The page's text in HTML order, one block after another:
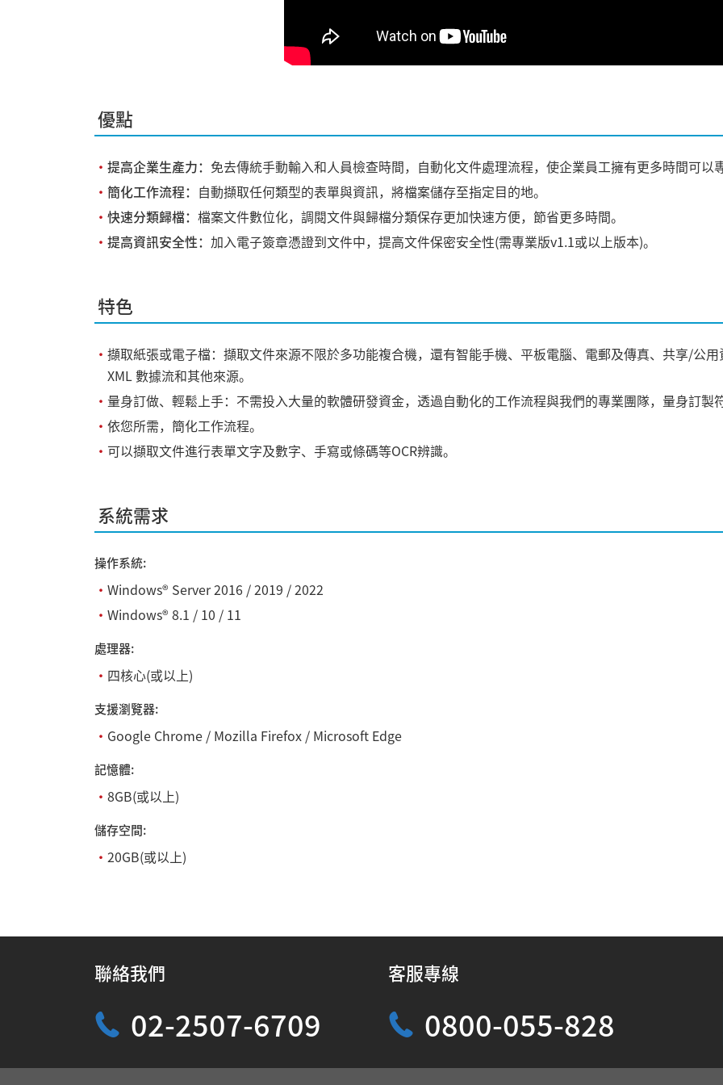
優點
・ 提高企業生產力： 免去傳統手動輸入和人員檢查時間，自動化文件處理流程，使企業員工擁有更多時間可以
・ 簡化工作流程： 自動擷取任何類型的表單與資訊，將檔案儲存至指定目的地。
・ 快速分類歸檔： 檔案文件數位化，調閱文件與歸檔分類保存更加快速方便，節省更多時間。
・ 提高資訊安全性： 加入電子簽章憑證到文件中，提高文件保密安全性(需專業版v1.1或以上版本)。
特色
・ 擷取紙張或電子檔：擷取文件來源不限於多功能複合機，還有智能手機、平板電腦、電郵及傳真、共享/公
XML 數據流和其他來源。
・ 量身訂做、輕鬆上手：不需投入大量的軟體研發資金，透過自動化的工作流程與我們的專業團隊，量身訂製
・ 依您所需，簡化工作流程。
・ 可以擷取文件進行表單文字及數字、手寫或條碼等OCR辨識。
系統需求
操作系統:
・ Windows® Server 2016 / 2019 / 2022
・ Windows® 8.1 / 10 / 11
處理器:
・ 四核心(或以上)
支援瀏覽器:
・ Google Chrome / Mozilla Firefox / Microsoft Edge
記憶體:
・ 8GB(或以上)
儲存空間:
・ 20GB(或以上)
聯絡我們
02-2507-6709
客服專線
0800-055-828